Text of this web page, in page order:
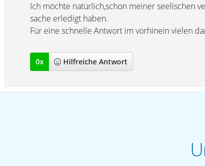
Ich möchte natürlich,schon meiner seelischen
sache erledigt haben.
Für eine schnelle Antwort im vorhinein vielen
0x Hilfreiche Antwort